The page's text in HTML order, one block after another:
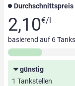
Durchschnittspreis
2,10€/l
basierend auf 6
günstig
1 Tankstellen